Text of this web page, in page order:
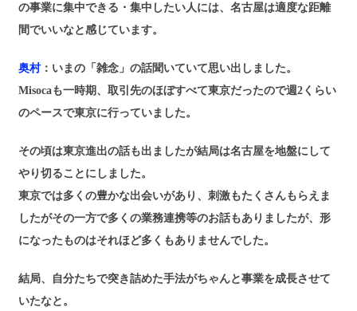
の事業に集中できる・集中したい人には、名古屋は適度な距離
間でいいなと感じています。
奥村：いまの「雑念」の話聞いていて思い出しました。
Misocaも一時期、取引先のほぼすべて東京だったので週2くらい
のペースで東京に行っていました。
その頃は東京進出の話も出ましたが結局は名古屋を地盤にして
やり切ることにしました。
東京では多くの豊かな出会いがあり、刺激もたくさんもらえま
したがその一方で多くの業務連携等のお話もありましたが、形
になったものはそれほど多くもありませんでした。
結局、自分たちで突き詰めた手法がちゃんと事業を成長させて
いたなと。